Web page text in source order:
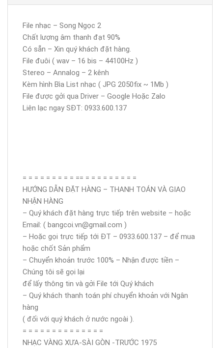
File nhạc – Song Ngọc 2
Chất lượng âm thanh đạt 90%
Có sẵn – Xin quý khách đặt hàng.
File đuôi ( wav – 16 bis – 44100Hz )
Stereo – Annalog – 2 kênh
Kèm hình Bìa List nhạc ( JPG 2050fix ~ 1Mb )
File được gởi qua Driver – Google Hoặc Zalo
Liên lạc ngay SĐT: 0933.600.137
= = = = = = = = = == = = = = = = = = =
HƯỚNG DẪN ĐẶT HÀNG – THANH TOÁN VÀ GIAO
NHẬN HÀNG
– Quý khách đặt hàng trực tiếp trên website – hoặc
Email: ( bangcoi.vn@gmail.com )
– Hoặc gọi trực tiếp tới ĐT – 0933.600.137 – để mua
hoặc chốt Sản phẩm
– Chuyển khoản trước 100% – Nhận được tiền –
Chúng tôi sẽ gọi lại
để lấy thông tin và gởi File tới Quý khách
– Quý khách thanh toán phí chuyển khoản với Ngân
hàng
( đối với quý khách ở nước ngoài ).
= = = = = = = = = = = = = =
NHẠC VÀNG XƯA-SÀI GÒN -TRƯỚC 1975